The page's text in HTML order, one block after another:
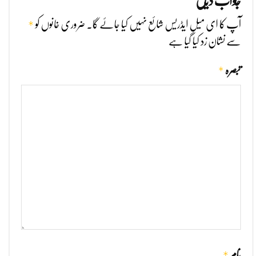
آپ کا ای میل ایڈریس شائع نہیں کیا جائے گا۔ ضروری خانوں کو*
سے نشان زد کیا گیا ہے
تبصرہ *